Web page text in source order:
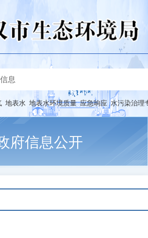
地表水 地表水环境质量 应急响应 水污染治理
府信息公开